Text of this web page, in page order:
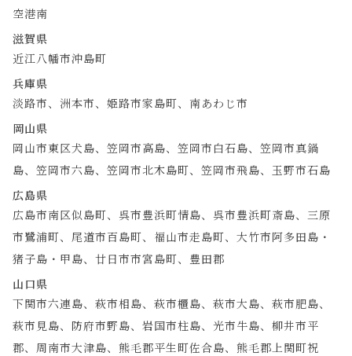
空港南
滋賀県
近江八幡市沖島町
兵庫県
淡路市、洲本市、姫路市家島町、南あわじ市
岡山県
岡山市東区犬島、笠岡市高島、笠岡市白石島、笠岡市真鍋
島、笠岡市六島、笠岡市北木島町、笠岡市飛島、玉野市石島
広島県
広島市南区似島町、呉市豊浜町情島、呉市豊浜町斎島、三原
市鷺浦町、尾道市百島町、福山市走島町、大竹市阿多田島・
猪子島・甲島、廿日市市宮島町、豊田郡
山口県
下関市六連島、萩市相島、萩市櫃島、萩市大島、萩市肥島、
萩市見島、防府市野島、岩国市柱島、光市牛島、柳井市平
郡、周南市大津島、熊毛郡平生町佐合島、熊毛郡上関町祝